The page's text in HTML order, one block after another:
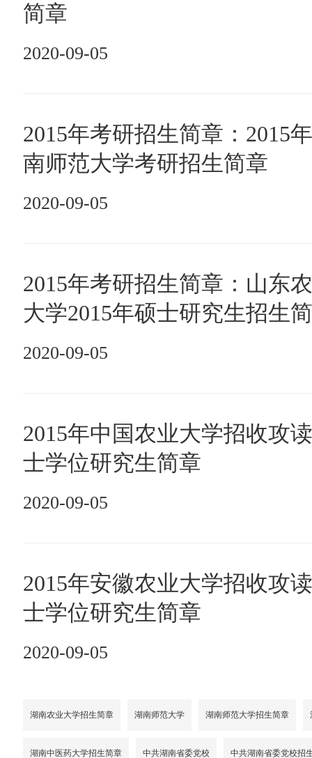
简章
2020-09-05
2015年考研招生简章：2015
南师范大学考研招生简章
2020-09-05
2015年考研招生简章：山东
大学2015年硕士研究生招生
2020-09-05
2015年中国农业大学招收攻
士学位研究生简章
2020-09-05
2015年安徽农业大学招收攻
士学位研究生简章
2020-09-05
湖南农业大学招生简章 湖南师范大学 湖南师范大学招生简章
湖南中医药大学招生简章 中共湖南省委党校 中共湖南省委党校招